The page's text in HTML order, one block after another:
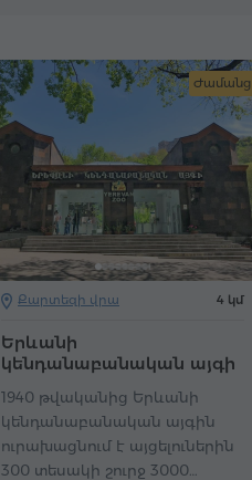
Ժամանց
Քարտեզի վրա 4 կմ
Երևանի
կենդանաբանական այգի
1940 թվականից Երևանի
կենդանաբանական այգին
ուրախացնում է այցելուներին
300 տեսակի շուրջ 3000